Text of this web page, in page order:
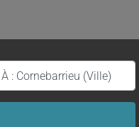
de (ville ou région)